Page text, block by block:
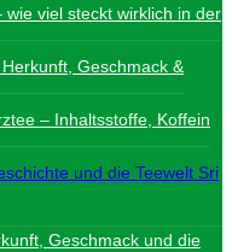
wie viel steckt wirklich in der
Geschmack &
– Inhaltsstoffe, Koffein
und die Teewelt Sri
Geschmack und die